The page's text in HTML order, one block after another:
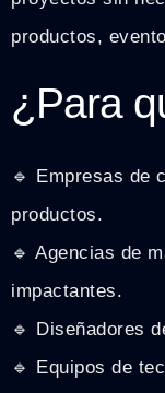
productos,
¿Para
🔹 Empresas de
productos.
🔹 Agencias de
impactantes.
🔹 Diseñadores
🔹 Equipos de